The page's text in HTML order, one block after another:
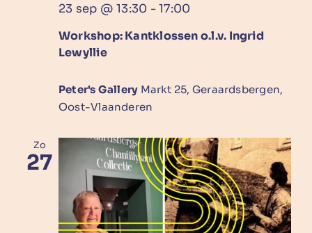
Workshop: Kantklossen o.l.v. Ingrid
Lewyllie
23 sep @ 13:30 -17:00
Peter's Gallery Markt 25, Geraardsbergen,
Oost-Vlaanderen
Zo
27